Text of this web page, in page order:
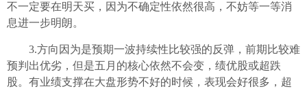
不一定要在明天买，因为不确定性依然很高，不妨等一等消
息进一步明朗。
3.方向因为是预期一波持续性比较强的反弹，前期比较难
预判出优劣，但是五月的核心依然不会变，绩优股或超跌
股。有业绩支撑在大盘形势不好的时候，表现会好很多，超